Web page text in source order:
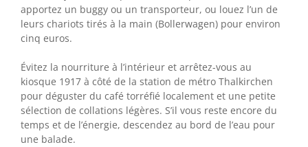
apportez un buggy ou un transporteur, ou louez l’un de
leurs chariots tirés à la main (Bollerwagen) pour environ
cinq euros.
Évitez la nourriture à l’intérieur et arrêtez-vous au
kiosque 1917 à côté de la station de métro Thalkirchen
pour déguster du café torréfié localement et une petite
sélection de collations légères. S’il vous reste encore du
temps et de l’énergie, descendez au bord de l’eau pour
une balade.